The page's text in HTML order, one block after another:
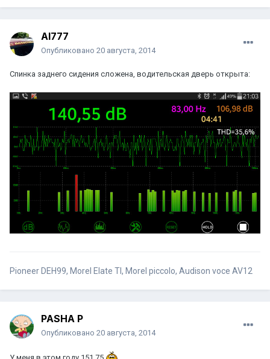
Al777
Опубликовано 20 августа, 2014
Спинка заднего сидения сложена, водительская дверь открыта:
Pioneer DEH99, Morel Elate TI, Morel piccolo, Audison voce AV12
PASHA P
Опубликовано 20 августа, 2014